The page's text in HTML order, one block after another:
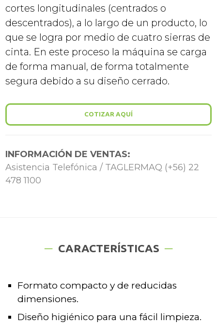
cortes longitudinales (centrados o
descentrados), a lo largo de un producto, lo
que se logra por medio de cuatro sierras de
cinta. En este proceso la máquina se carga
de forma manual, de forma totalmente
segura debido a su diseño cerrado.
COTIZAR AQUÍ
INFORMACIÓN DE VENTAS:
Asistencia Telefónica / TAGLERMAQ (+56) 22
478 1100
CARACTERÍSTICAS
Formato compacto y de reducidas
dimensiones.
Diseño higiénico para una fácil limpieza.